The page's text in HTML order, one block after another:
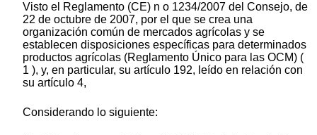
Visto el Reglamento (CE) n o 1234/2007 del Consejo, de
22 de octubre de 2007, por el que se crea una
organización común de mercados agrícolas y se
establecen disposiciones específicas para determinados
productos agrícolas (Reglamento Único para las OCM) (
1 ), y, en particular, su artículo 192, leído en relación con
su artículo 4,
Considerando lo siguiente: